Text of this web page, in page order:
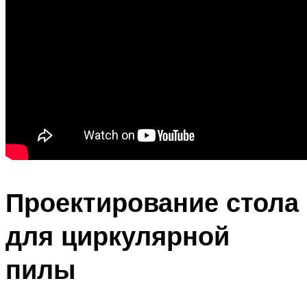
Проектирование стола
для циркулярной
пилы